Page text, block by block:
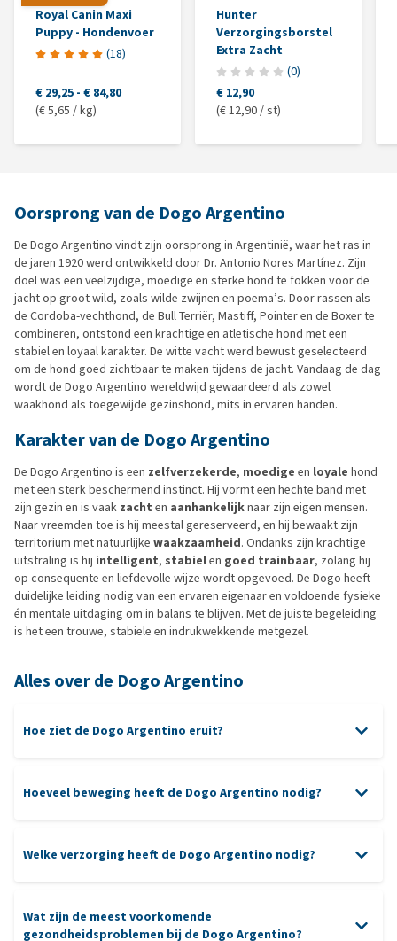
Royal Canin Maxi
Puppy - Hondenvoer
(18)
€ 29,25 - € 84,80
(€ 5,65 / kg)
Hunter
Verzorgingsborstel
Extra Zacht
(0)
€ 12,90
(€ 12,90 / st)
Oorsprong van de Dogo Argentino
De Dogo Argentino vindt zijn oorsprong in Argentinië, waar het ras in
de jaren 1920 werd ontwikkeld door Dr. Antonio Nores Martínez. Zijn
doel was een veelzijdige, moedige en sterke hond te fokken voor de
jacht op groot wild, zoals wilde zwijnen en poema’s. Door rassen als
de Cordoba-vechthond, de Bull Terriër, Mastiff, Pointer en de Boxer te
combineren, ontstond een krachtige en atletische hond met een
stabiel en loyaal karakter. De witte vacht werd bewust geselecteerd
om de hond goed zichtbaar te maken tijdens de jacht. Vandaag de dag
wordt de Dogo Argentino wereldwijd gewaardeerd als zowel
waakhond als toegewijde gezinshond, mits in ervaren handen.
Karakter van de Dogo Argentino
De Dogo Argentino is een zelfverzekerde, moedige en loyale hond
met een sterk beschermend instinct. Hij vormt een hechte band met
zijn gezin en is vaak zacht en aanhankelijknaar zijn eigen mensen.
Naar vreemden toe is hij meestal gereserveerd, en hij bewaakt zijn
territorium met natuurlijke waakzaamheid. Ondanks zijn krachtige
uitstraling is hij intelligent, stabielen goed trainbaar, zolang hij
op consequente en liefdevolle wijze wordt opgevoed. De Dogo heeft
duidelijke leiding nodig van een ervaren eigenaar en voldoende fysieke
én mentale uitdaging om in balans te blijven. Met de juiste begeleiding
is het een trouwe, stabiele en indrukwekkende metgezel.
Alles over de Dogo Argentino
Hoe ziet de Dogo Argentino eruit?
Hoeveel beweging heeft de Dogo Argentino nodig?
Welke verzorging heeft de Dogo Argentino nodig?
Wat zijn de meest voorkomende
gezondheidsproblemen bij de Dogo Argentino?